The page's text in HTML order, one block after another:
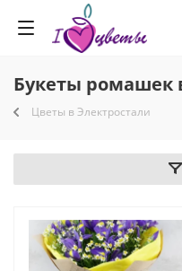
Букеты ромашек
Цветы в Электростали